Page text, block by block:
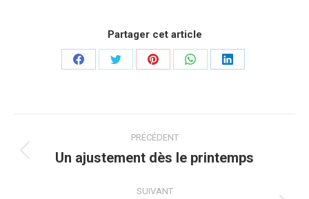
Partager cet article
PartagerPartagerPartagerPartagerPartager
article
PRÉCÉDENT
Article
:
Un ajustement dès le printemps
SUIVANT